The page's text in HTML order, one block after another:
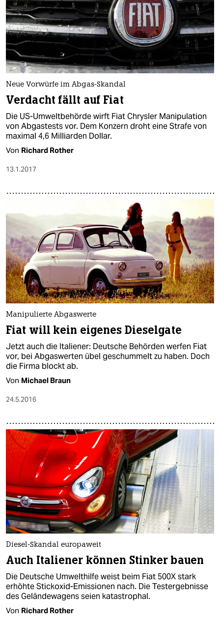
Neue Vorwürfe im Abgas-Skandal
Verdacht fällt auf Fiat
Die US-Umweltbehörde wirft Fiat Chrysler Manipulation
von Abgastests vor. Dem Konzern droht eine Strafe von
maximal 4,6 Milliarden Dollar.
Von Richard Rother
13.1.2017
Manipulierte Abgaswerte
Fiat will kein eigenes Dieselgate
Jetzt auch die Italiener: Deutsche Behörden werfen Fiat
vor, bei Abgaswerten übel geschummelt zu haben. Doch
die Firma blockt ab.
Von Michael Braun
24.5.2016
Diesel-Skandal europaweit
Auch Italiener können Stinker bauen
Die Deutsche Umwelthilfe weist beim Fiat 500X stark
erhöhte Stickoxid-Emissionen nach. Die Testergebnisse
des Geländewagens seien katastrophal.
Von Richard Rother